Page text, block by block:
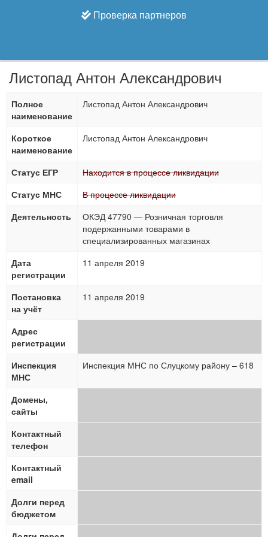
Проверка партнеров
Листопад Антон Александрович
Полное
наименование
Листопад Антон Александрович
Короткое
наименование
Листопад Антон Александрович
Статус ЕГР
Находится в процессе ликвидации
Статус МНС
В процессе ликвидации
Деятельность
ОКЭД 47790 — Розничная торговля
подержанными товарами в
специализированных магазинах
Дата
регистрации
11 апреля 2019
Постановка
на учёт
11 апреля 2019
Адрес
регистрации
Инспекция
МНС
Инспекция МНС по Слуцкому району – 618
Домены,
сайты
Контактный
телефон
Контактный
email
Долги перед
бюджетом